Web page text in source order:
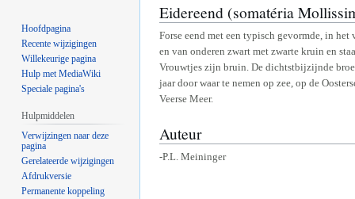
Naar
navigatie
Naar
zoeken
Eidereend (somatéria
Forse eend met een typisch gevormde, in
en van onderen zwart met zwarte kruin en
Vrouwtjes zijn bruin. De dichtstbijzijnde
jaar door waar te nemen op zee, op de
Veerse Meer.
Auteur
-P.L. Meininger
Hoofdpagina
Recente wijzigingen
Willekeurige pagina
Hulp met MediaWiki
Speciale pagina's
Hulpmiddelen
Verwijzingen naar deze
pagina
Gerelateerde wijzigingen
Afdrukversie
Permanente koppeling